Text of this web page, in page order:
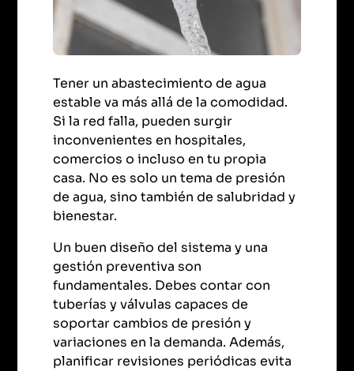
Tener un abastecimiento de agua
estable va más allá de la comodidad.
Si la red falla, pueden surgir
inconvenientes en hospitales,
comercios o incluso en tu propia
casa. No es solo un tema de presión
de agua, sino también de salubridad y
bienestar.
Un buen diseño del sistema y una
gestión preventiva son
fundamentales. Debes contar con
tuberías y válvulas capaces de
soportar cambios de presión y
variaciones en la demanda. Además,
planificar revisiones periódicas evita